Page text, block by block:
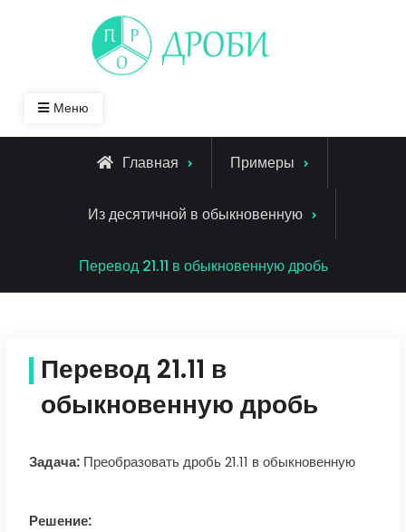
Меню
Главная Примеры
Из десятичной в обыкновенную
Перевод 21.11 в обыкновенную дробь
Перевод 21.11 в
обыкновенную дробь
Задача:Преобразовать дробь 21.11 в обыкновенную
Решение: